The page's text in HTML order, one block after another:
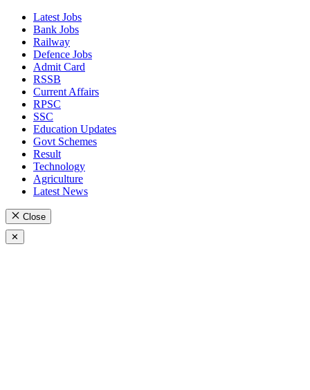
Latest Jobs
Bank Jobs
Railway
Defence Jobs
Admit Card
RSSB
Current Affairs
RPSC
SSC
Education Updates
Govt Schemes
Result
Technology
Agriculture
Latest News
Close
✕